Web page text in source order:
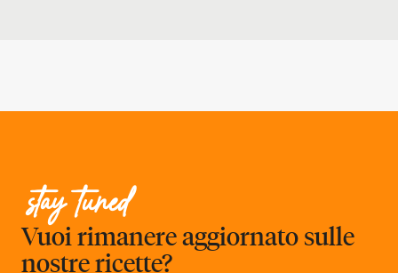
stay tuned
Vuoi rimanere aggiornato sulle
nostre ricette?